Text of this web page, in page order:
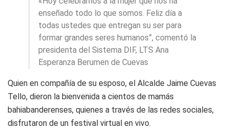
enseñado todo lo que somos. Feliz día a
todas ustedes que entregan su ser para
formar grandes seres humanos”, comentó la
presidenta del Sistema DIF, LTS Ana
Esperanza Berumen de Cuevas
Quien en compañía de su esposo, el Alcalde Jaime Cuevas
Tello, dieron la bienvenida a cientos de mamás
bahiabanderenses, quienes a través de las redes sociales,
disfrutaron de un festival virtual en vivo.